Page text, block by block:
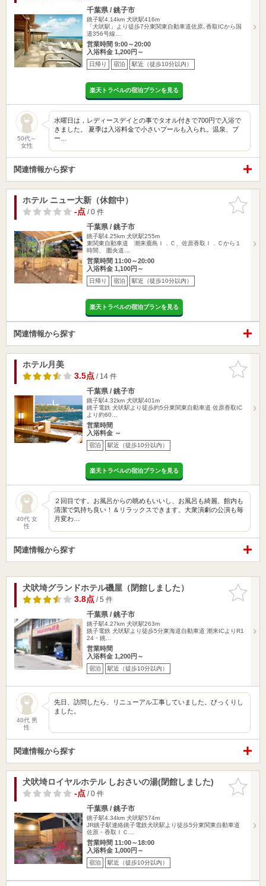
千葉県 / 銚子市
銚子駅4.14km 犬吠駅416m
「犬吠駅」より徒歩7分東関東自動車道佐原､香取ICから国
道356号線…
営業時間 9:00～20:00
入浴料金 1,200円～
日帰り 宿泊 駅近（徒歩10分以内）
楽天トラベルの宿泊プランを見る
50代～
女性
水曜日は，レディースデイとの事でタオル付きで700円で入浴で
きました。 夏季は入浴料金で小さいプールも入られ。温泉、プ
ー…
関連情報から探す
お気に入
りに追加
ホテル ニュー大新（休館中）
-点/ 0 件
千葉県 / 銚子市
銚子駅4.25km 犬吠駅255m
東関東自動車道 潮来鹿島Ｉ．Ｃ、佐原香取Ｉ．Ｃから１
時間、 圏央道…
営業時間 11:00～20:00
入浴料金 1,100円～
日帰り 宿泊 駅近（徒歩10分以内）
楽天トラベルの宿泊プランを見る
関連情報から探す
お気に入
りに追加
ホテル月美
3.5点/ 14 件
千葉県 / 銚子市
銚子駅4.32km 犬吠駅401m
銚子電鉄 犬吠駅より徒歩約5分東関東自動車道 佐原香取IC
より約60…
営業時間
入浴料金 ～
宿泊 駅近（徒歩10分以内）
楽天トラベルの宿泊プランを見る
40代 女
性
２回目です。お風呂からの眺めもいいし、お風呂も綺麗、館内も
清潔で気持ち良い！＆リラックスできます。大衆演劇の公演も毎
月変わ…
関連情報から探す
お気に入
りに追加
犬吠埼グランドホテル磯屋（閉館しました）
3.8点/ 5 件
千葉県 / 銚子市
銚子駅4.27km 犬吠駅263m
銚子電鉄 犬吠駅より徒歩5分東海道自動車道 潮来ICよりR1
24・銚…
営業時間
入浴料金 1,200円～
宿泊 駅近（徒歩10分以内）
40代 男
性
先日、訪問したら、リニューアル工事していました。びっくりし
ました。
関連情報から探す
お気に入
りに追加
犬吠埼ロイヤルホテル しおさいの湯(閉館しました)
-点/ 0 件
千葉県 / 銚子市
銚子駅4.34km 犬吠駅574m
JR銚子駅連絡銚子電鉄犬吠駅より徒歩5分東関東自動車道
佐原・香取ＩＣ…
営業時間 11:00～18:00
入浴料金 1,000円～
宿泊 駅近（徒歩10分以内）